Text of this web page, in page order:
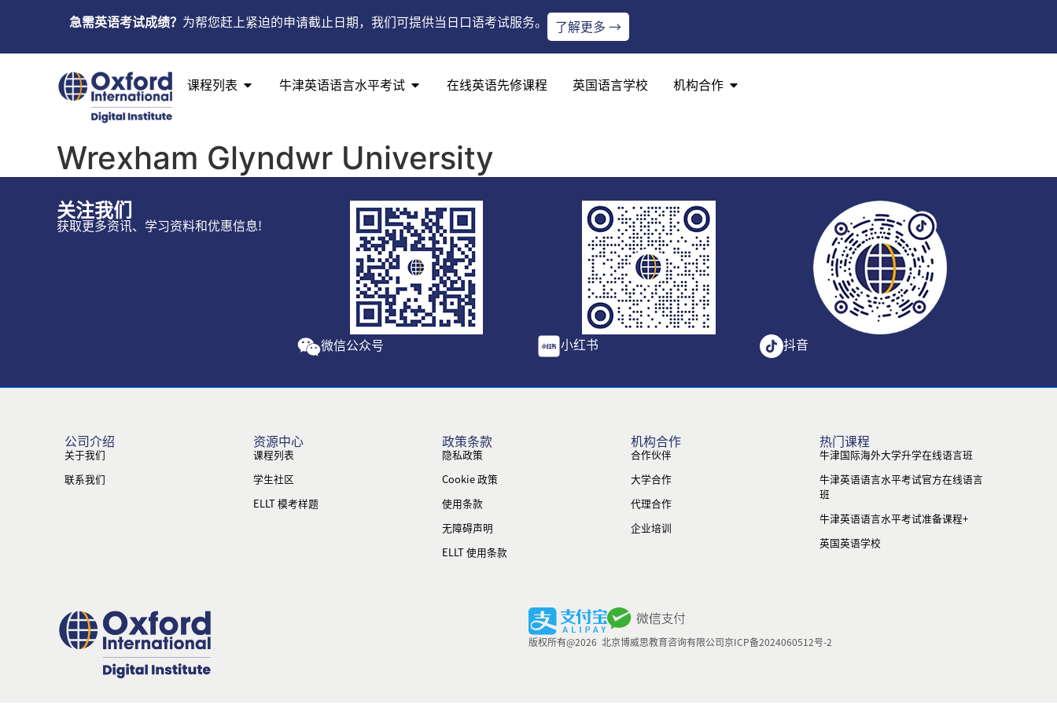
急需英语考试成绩？ 为帮您赶上紧迫的申请截止日期，我们可提供当日口语考试服务。 了解更多 →
课程列表 牛津英语语言水平考试 在线英语先修课程 英国语言学校 机构合作
Wrexham Glyndwr University
关注我们
获取更多资讯、学习资料和优惠信息!
微信公众号 小红书 抖音
公司介绍
关于我们
联系我们
资源中心
课程列表
学生社区
ELLT 模考样题
政策条款
隐私政策
Cookie 政策
使用条款
无障碍声明
ELLT 使用条款
机构合作
合作伙伴
大学合作
代理合作
企业培训
热门课程
牛津国际海外大学升学在线语言班
牛津英语语言水平考试官方在线语言
班
牛津英语语言水平考试准备课程+
英国英语学校
版权所有@2026 北京博威思教育咨询有限公司京ICP备2024060512号-2